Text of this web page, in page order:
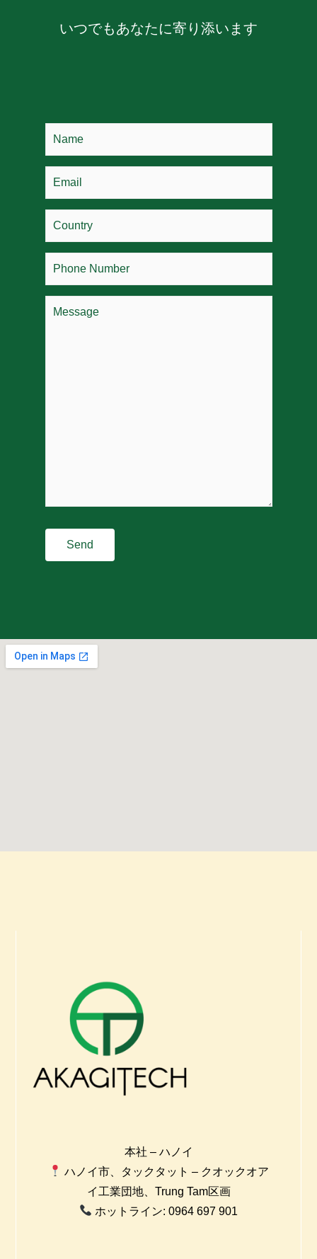
いつでもあなたに寄り添います
本社 – ハノイ
ハノイ市、タックタット – クオックオア
イ工業団地、Trung Tam区画
ホットライン: 0964 697 901